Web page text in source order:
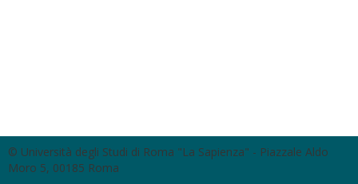
© Università degli Studi di Roma "La Sapienza" - Piazzale Aldo
Moro 5, 00185 Roma